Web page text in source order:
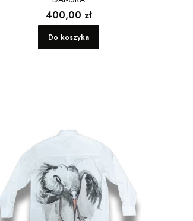
Cena
400,00 zł
Do koszyka